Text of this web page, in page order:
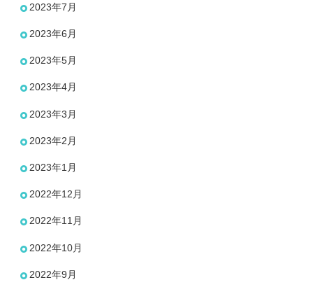
2023年7月
2023年6月
2023年5月
2023年4月
2023年3月
2023年2月
2023年1月
2022年12月
2022年11月
2022年10月
2022年9月